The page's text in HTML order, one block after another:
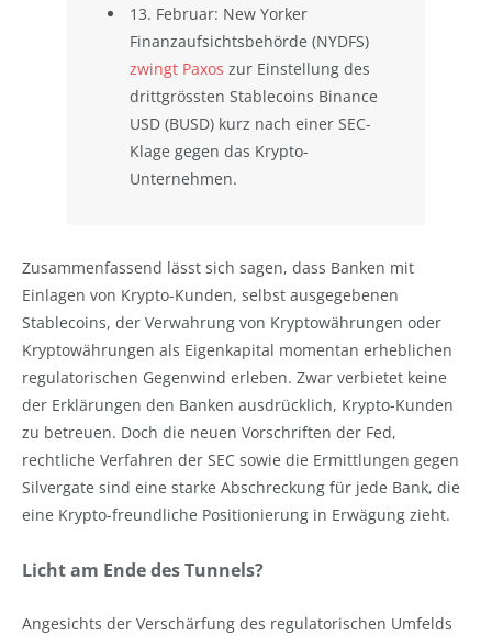
13. Februar: New Yorker
Finanzaufsichtsbehörde (NYDFS)
zwingt Paxos zur Einstellung des
drittgrössten Stablecoins Binance
USD (BUSD) kurz nach einer SEC-
Klage gegen das Krypto-
Unternehmen.
Zusammenfassend lässt sich sagen, dass Banken mit
Einlagen von Krypto-Kunden, selbst ausgegebenen
Stablecoins, der Verwahrung von Kryptowährungen oder
Kryptowährungen als Eigenkapital momentan erheblichen
regulatorischen Gegenwind erleben. Zwar verbietet keine
der Erklärungen den Banken ausdrücklich, Krypto-Kunden
zu betreuen. Doch die neuen Vorschriften der Fed,
rechtliche Verfahren der SEC sowie die Ermittlungen gegen
Silvergate sind eine starke Abschreckung für jede Bank, die
eine Krypto-freundliche Positionierung in Erwägung zieht.
Licht am Ende des Tunnels?
Angesichts der Verschärfung des regulatorischen Umfelds